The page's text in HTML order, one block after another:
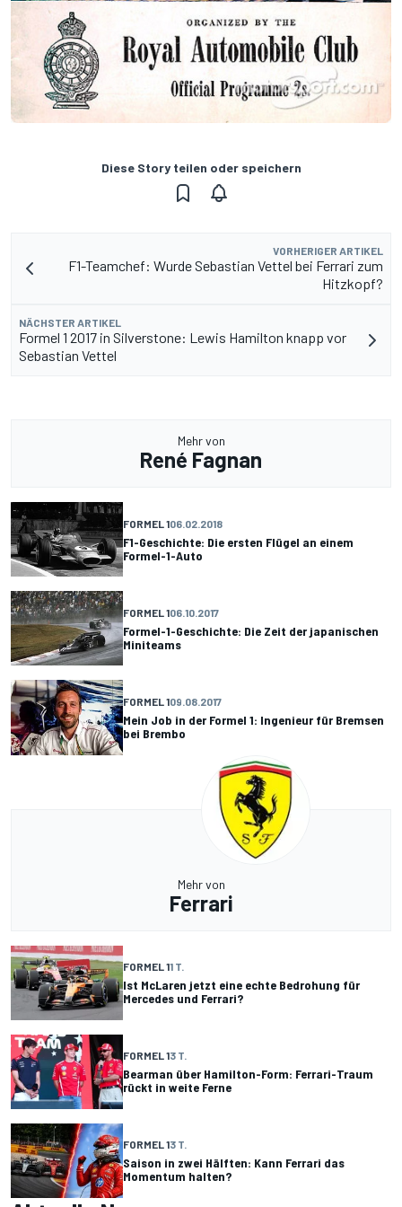
Diese Story teilen oder speichern
VORHERIGER ARTIKEL
F1-Teamchef: Wurde Sebastian Vettel bei Ferrari zum
Hitzkopf?
NÄCHSTER ARTIKEL
Formel 1 2017 in Silverstone: Lewis Hamilton knapp vor
Sebastian Vettel
Mehr von
René Fagnan
FORMEL 106.02.2018
F1-Geschichte: Die ersten Flügel an einem
Formel-1-Auto
FORMEL 106.10.2017
Formel-1-Geschichte: Die Zeit der japanischen
Miniteams
FORMEL 109.08.2017
Mein Job in der Formel 1: Ingenieur für Bremsen
bei Brembo
Mehr von
Ferrari
FORMEL 11 T.
Ist McLaren jetzt eine echte Bedrohung für
Mercedes und Ferrari?
FORMEL 13 T.
Bearman über Hamilton-Form: Ferrari-Traum
rückt in weite Ferne
FORMEL 13 T.
Saison in zwei Hälften: Kann Ferrari das
Momentum halten?